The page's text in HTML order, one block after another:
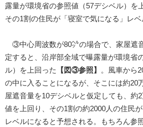
露量が環境省の参照値（57デシベル）を
その1割の住民が「寝室で気になる」レベ
③中心周波数が80㌹の場合で、家屋遮
定すると、沿岸部全域で曝露量が環境省
ル）を上回った
【図③参照】
。風車から
の中に入ることになるが、そこには約20
屋遮音量を10デシベルと仮定しても、約
値を上回り、その1割の約2000人の住民が
レベルになると予想される。もちろん参